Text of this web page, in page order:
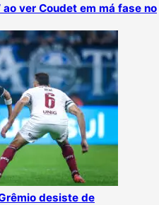
ver Coudet em má fase no
desiste de